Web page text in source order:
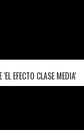
EFECTO CLASE MEDIA'